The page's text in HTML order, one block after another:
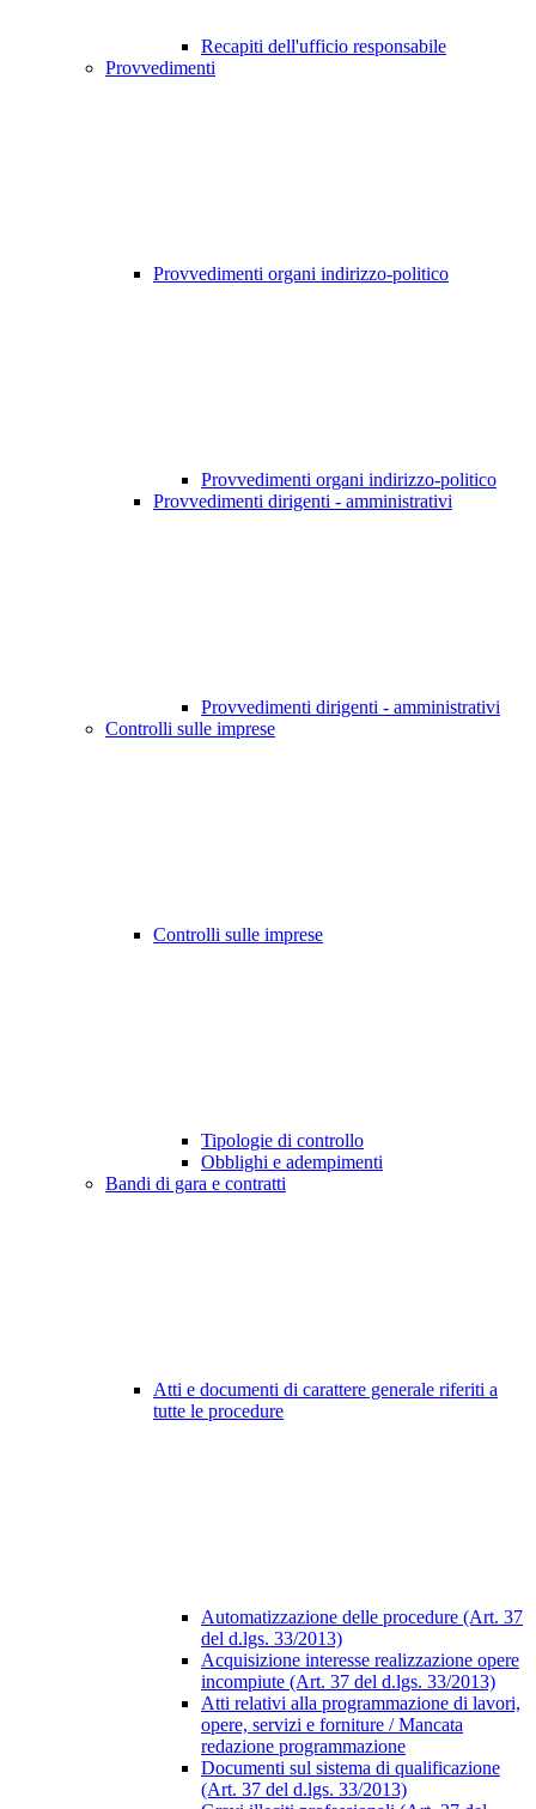
Recapiti dell'ufficio responsabile
Provvedimenti
Provvedimenti organi indirizzo-politico
Provvedimenti organi indirizzo-politico
Provvedimenti dirigenti - amministrativi
Provvedimenti dirigenti - amministrativi
Controlli sulle imprese
Controlli sulle imprese
Tipologie di controllo
Obblighi e adempimenti
Bandi di gara e contratti
Atti e documenti di carattere generale riferiti a
tutte le procedure
Automatizzazione delle procedure (Art. 37
del d.lgs. 33/2013)
Acquisizione interesse realizzazione opere
incompiute (Art. 37 del d.lgs. 33/2013)
Atti relativi alla programmazione di lavori,
opere, servizi e forniture / Mancata
redazione programmazione
Documenti sul sistema di qualificazione
(Art. 37 del d.lgs. 33/2013)